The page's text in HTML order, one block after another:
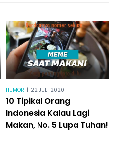
HUMOR | 22 JULI 2020
10 Tipikal Orang
Indonesia Kalau Lagi
Makan, No. 5 Lupa Tuhan!